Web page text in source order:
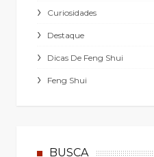
Curiosidades
Destaque
Dicas De Feng Shui
Feng Shui
BUSCA